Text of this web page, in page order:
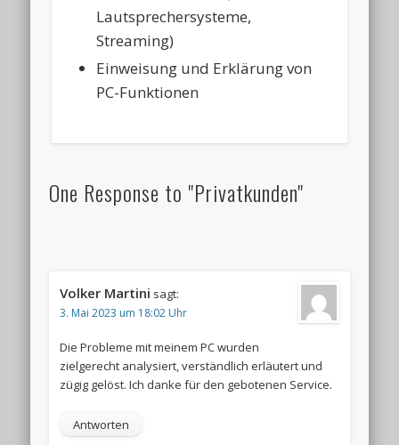
Lautsprechersysteme,
Streaming)
Einweisung und Erklärung von
PC-Funktionen
One Response to "Privatkunden"
Volker Martini sagt:
3. Mai 2023 um 18:02 Uhr
Die Probleme mit meinem PC wurden
zielgerecht analysiert, verständlich erläutert und
zügig gelöst. Ich danke für den gebotenen Service.
Antworten